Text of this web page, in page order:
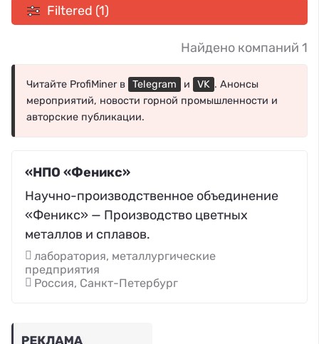
Filtered (1)
Найдено компаний 1
Читайте ProfiMiner в Telegram и VK . Анонсы
мероприятий, новости горной промышленности и
авторские публикации.
«НПО «Феникс»
Научно-производственное объединение
«Феникс» — Производство цветных
металлов и сплавов.
лаборатория, металлургические
предприятия
Россия, Санкт-Петербург